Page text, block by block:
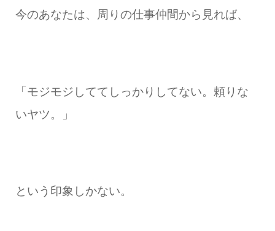
今のあなたは、周りの仕事仲間から見れば、
「モジモジしててしっかりしてない。頼りな
いヤツ。」
という印象しかない。